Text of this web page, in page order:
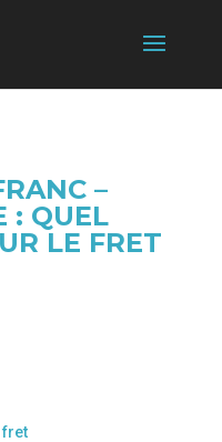
–
: QUEL
LE FRET
fret